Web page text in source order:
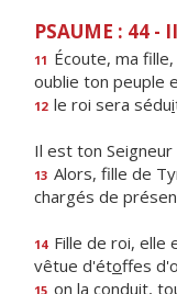
PSAUME : 44 - II
11 Écoute, ma
oublie ton peuple
12 le roi sera sédui
Il est ton
13 Alors, fille de
chargés de
14 Fille de roi, elle
vêtue d'étoffes
15 on la conduit,